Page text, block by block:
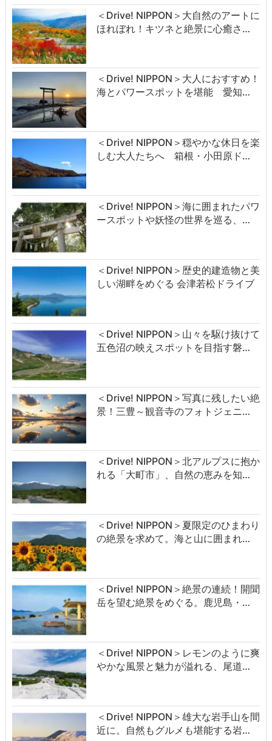
＜Drive! NIPPON＞大自然のアートに
ほれぼれ！キツネと絶景に心癒さ…
＜Drive! NIPPON＞大人におすすめ！
海とパワースポットを堪能 愛知…
＜Drive! NIPPON＞穏やかな休日を楽
しむ大人たちへ 箱根・小田原ド…
＜Drive! NIPPON＞海に囲まれたパワ
ースポットや妖怪の世界を巡る、…
＜Drive! NIPPON＞歴史的建造物と美
しい湖畔をめぐる 会津若松ドライブ
＜Drive! NIPPON＞山々を駆け抜けて
五色沼の映えスポットを目指す磐…
＜Drive! NIPPON＞写真に残したい絶
景！三豊～観音寺のフォトジェニ…
＜Drive! NIPPON＞北アルプスに抱か
れる「大町市」、自然の恵みを知…
＜Drive! NIPPON＞夏限定のひまわり
の絶景を求めて。海と山に囲まれ…
＜Drive! NIPPON＞絶景の連続！開聞
岳を望む絶景をめぐる。鹿児島・…
＜Drive! NIPPON＞レモンのように爽
やかな風景と魅力が溢れる、尾道…
＜Drive! NIPPON＞雄大な岩手山を間
近に。自然もグルメも堪能する岩…